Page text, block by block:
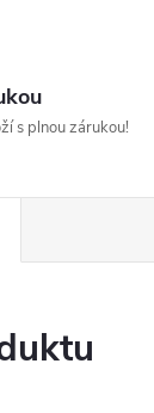
s plnou zárukou!